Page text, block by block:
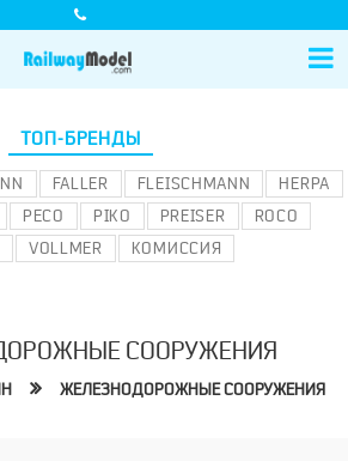
ТОП-БРЕНДЫ
FALLER FLEISCHMANN
HERPA
PECO PIKO PREISER
ROCO
VOLLMER КОМИССИЯ
СООРУЖЕНИЯ
ЖЕЛЕЗНОДОРОЖНЫЕ СООРУЖЕНИЯ